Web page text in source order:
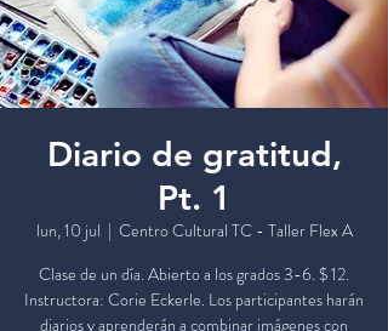
Diario de gratitud,
Pt. 1
lun, 10 jul
  |
Centro Cultural TC - Taller Flex A
Clase de un día. Abierto a los grados 3-6. $ 12.
Instructora: Corie Eckerle. Los participantes harán
diarios y aprenderán a combinar imágenes con